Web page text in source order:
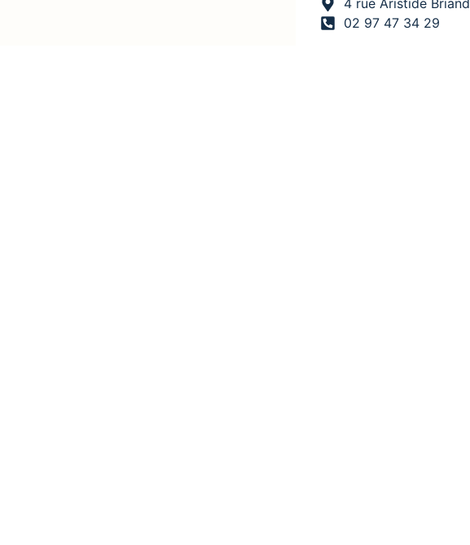
4 rue Aristide Briand
02 97 47 34 29